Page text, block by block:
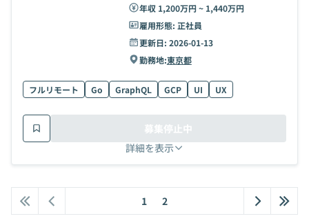
年収 1,200万円 ~ 1,440万円
雇用形態: 正社員
更新日: 2026-01-13
勤務地:東京都
フルリモート Go GraphQL GCP UI UX
詳細を表示
募集停止中
1 2